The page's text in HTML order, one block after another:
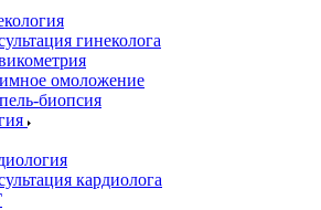
гинеколога
омоложение
биопсия
кардиолога